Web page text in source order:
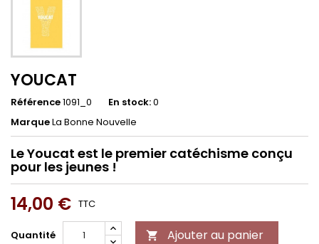
YOUCAT
Référence1091_0 En stock:0
MarqueLa Bonne Nouvelle
Le Youcat est le premier catéchisme conçu
pour les jeunes !
14,00 € TTC
Quantité  Ajouter au panier